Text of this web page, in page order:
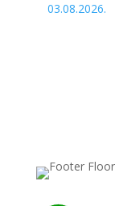
03.08.2026.